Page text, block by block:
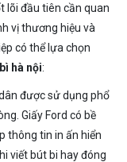
lõi đầu tiên cần quan
vị thương hiệu và
có thể lựa chọn
hà nội:
được sử dụng phổ
Giấy Ford có bề
thông tin in ấn hiển
viết bút bi hay đóng